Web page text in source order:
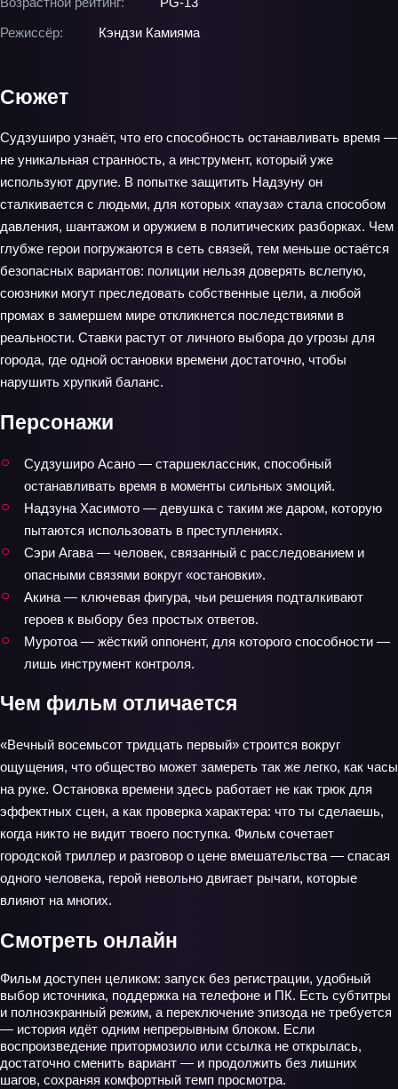
Режиссёр:
Кэндзи Камияма
Сюжет
Судзуширо узнаёт, что его способность останавливать время —
не уникальная странность, а инструмент, который уже
используют другие. В попытке защитить Надзуну он
сталкивается с людьми, для которых «пауза» стала способом
давления, шантажом и оружием в политических разборках. Чем
глубже герои погружаются в сеть связей, тем меньше остаётся
безопасных вариантов: полиции нельзя доверять вслепую,
союзники могут преследовать собственные цели, а любой
промах в замершем мире откликнется последствиями в
реальности. Ставки растут от личного выбора до угрозы для
города, где одной остановки времени достаточно, чтобы
нарушить хрупкий баланс.
Персонажи
Судзуширо Асано — старшеклассник, способный
останавливать время в моменты сильных эмоций.
Надзуна Хасимото — девушка с таким же даром, которую
пытаются использовать в преступлениях.
Сэри Агава — человек, связанный с расследованием и
опасными связями вокруг «остановки».
Акина — ключевая фигура, чьи решения подталкивают
героев к выбору без простых ответов.
Муротоа — жёсткий оппонент, для которого способности —
лишь инструмент контроля.
Чем фильм отличается
«Вечный восемьсот тридцать первый» строится вокруг
ощущения, что общество может замереть так же легко, как часы
на руке. Остановка времени здесь работает не как трюк для
эффектных сцен, а как проверка характера: что ты сделаешь,
когда никто не видит твоего поступка. Фильм сочетает
городской триллер и разговор о цене вмешательства — спасая
одного человека, герой невольно двигает рычаги, которые
влияют на многих.
Смотреть онлайн
Фильм доступен целиком: запуск без регистрации, удобный
выбор источника, поддержка на телефоне и ПК. Есть субтитры
и полноэкранный режим, а переключение эпизода не требуется
— история идёт одним непрерывным блоком. Если
воспроизведение притормозило или ссылка не открылась,
достаточно сменить вариант — и продолжить без лишних
шагов, сохраняя комфортный темп просмотра.